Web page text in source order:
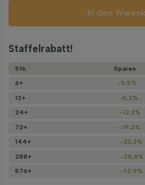
In den
Staffelrabatt!
Stk. Sparen
6+
-5,5%
12+
-8,2%
24+
-12,3%
72+
-19,2%
144+
-23,3%
288+
-28,8%
576+
-32,9%